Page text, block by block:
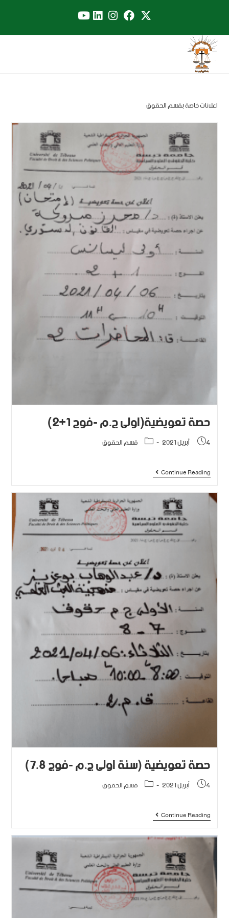
اعلانات خاصة بقسم الحقوق
حصة تعويضية(اولى ج.م -فوج 1+2)
4 أبريل 2021 قسم الحقوق
Continue Reading
حصة تعويضية (سنة اولى ج.م -فوج 7.8)
4 أبريل 2021 قسم الحقوق
Continue Reading